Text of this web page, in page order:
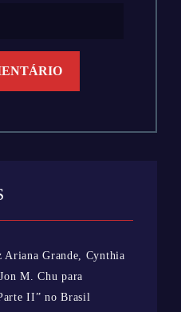
Ariana Grande, Cynthia
M. Chu para
II” no Brasil